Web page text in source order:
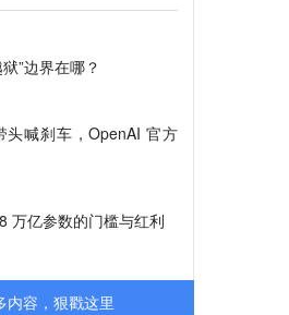
”边界在哪？
头喊刹车，OpenAI 官方
万亿参数的门槛与红利
内容，狠戳这里